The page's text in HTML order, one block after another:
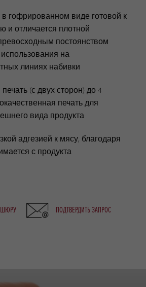
в гофрированном виде готовой к
и отличается плотной
постоянством
на
линиях набивки
(с двух сторон) до 4
печать для
вида продукта
адгезией к мясу, благодаря
с продукта
ПОДТВЕРДИТЬ ЗАПРОС